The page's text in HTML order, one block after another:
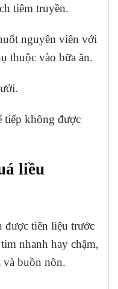
tiêm truyền.
nguyên viên với
thuộc vào bữa ăn.
tiếp không được
liều
được tiên liệu trước
nhanh hay chậm,
và buồn nôn.